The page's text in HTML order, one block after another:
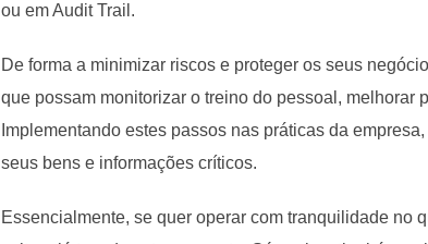
ou em Audit Trail.
De forma a minimizar riscos e proteger os seus
que possam monitorizar o treino do pessoal,
Implementando estes passos nas práticas da
seus bens e informações críticos.
Essencialmente, se quer operar com tranquilidade no